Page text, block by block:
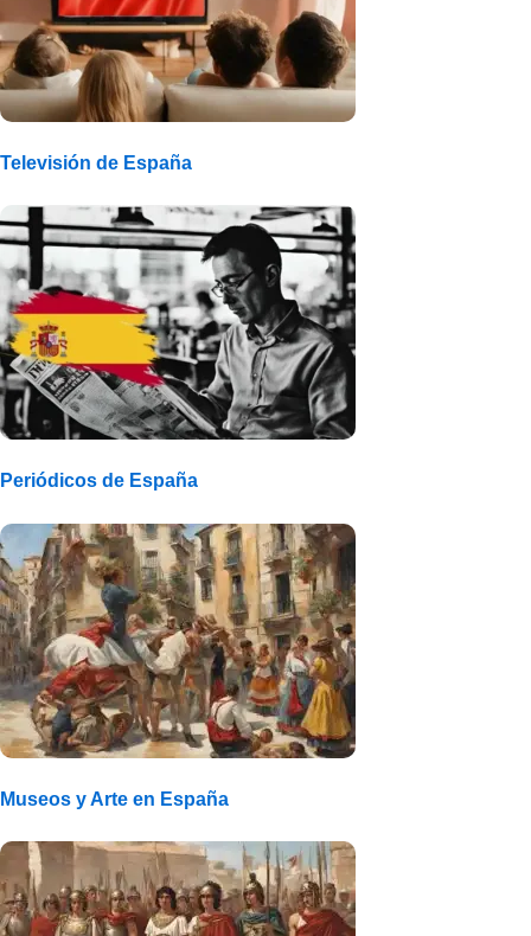
Televisión de España
Periódicos de España
Museos y Arte en España